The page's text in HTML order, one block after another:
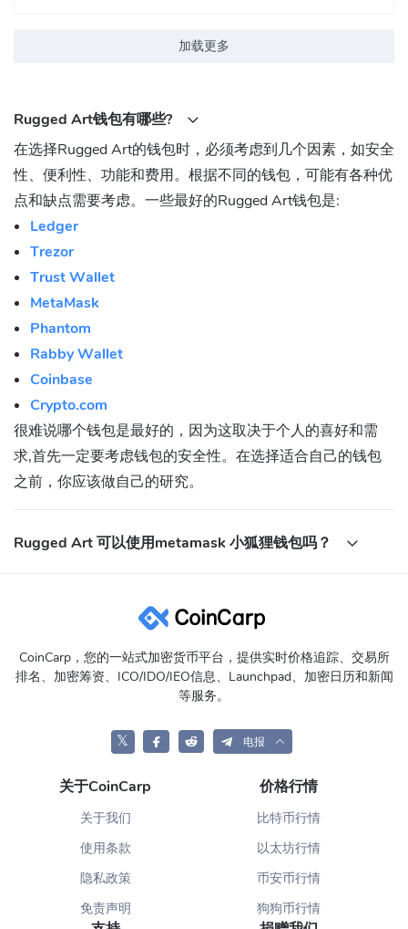
加载更多
Rugged Art钱包有哪些?
在选择Rugged Art的钱包时，必须考虑到几个因素，如安全
性、便利性、功能和费用。根据不同的钱包，可能有各种优
点和缺点需要考虑。一些最好的Rugged Art钱包是:
Ledger
Trezor
Trust Wallet
MetaMask
Phantom
Rabby Wallet
Coinbase
Crypto.com
很难说哪个钱包是最好的，因为这取决于个人的喜好和需
求,首先一定要考虑钱包的安全性。在选择适合自己的钱包
之前，你应该做自己的研究。
Rugged Art 可以使用metamask 小狐狸钱包吗？
CoinCarp，您的一站式加密货币平台，提供实时价格追踪、交易所
排名、加密筹资、ICO/IDO/IEO信息、Launchpad、加密日历和新闻
等服务。
𝕏 电报
关于CoinCarp
关于我们
使用条款
隐私政策
免责声明
价格行情
比特币行情
以太坊行情
币安币行情
狗狗币行情